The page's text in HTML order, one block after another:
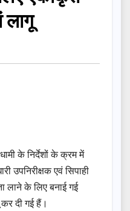
लागू
के निर्देशों के क्रम में
उपनिरीक्षक एवं सिपाही
लाने के लिए बनाई गई
दी गई हैं।